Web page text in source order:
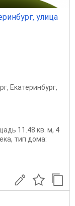
улица
, Екатеринбург,
11.48 кв. м, 4
тип дома: